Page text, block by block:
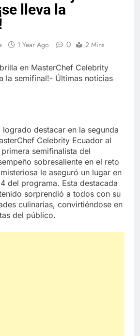
lleva la
1 Year Ago 0 2 Mins
logrado destacar en la segunda
Celebrity Ecuador al
semifinalista del
sobresaliente en el reto
le aseguró un lugar en
del programa. Esta destacada
sorprendió a todos con su
culinarias, convirtiéndose en
del público.